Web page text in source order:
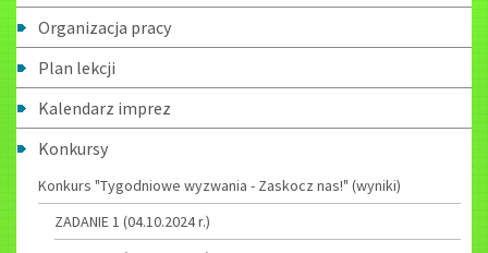
Organizacja pracy
Plan lekcji
Kalendarz imprez
Konkursy
Konkurs "Tygodniowe wyzwania - Zaskocz nas!" (wyniki)
ZADANIE 1 (04.10.2024 r.)